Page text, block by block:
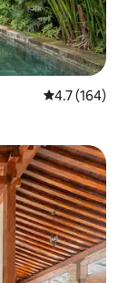
평점 4.7점(5
4.7 (164)